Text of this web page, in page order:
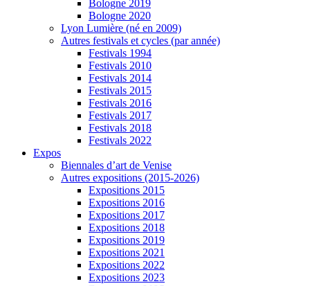
Bologne 2019
Bologne 2020
Lyon Lumière (né en 2009)
Autres festivals et cycles (par année)
Festivals 1994
Festivals 2010
Festivals 2014
Festivals 2015
Festivals 2016
Festivals 2017
Festivals 2018
Festivals 2022
Expos
Biennales d’art de Venise
Autres expositions (2015-2026)
Expositions 2015
Expositions 2016
Expositions 2017
Expositions 2018
Expositions 2019
Expositions 2021
Expositions 2022
Expositions 2023